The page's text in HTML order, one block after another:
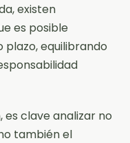
existen
es posible
plazo, equilibrando
es clave analizar no
también el